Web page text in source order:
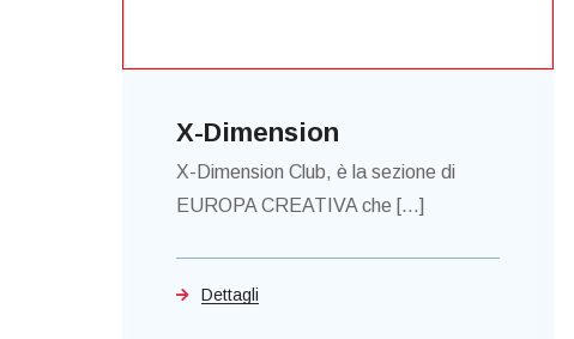
X-Dimension
X-Dimension Club, è la sezione di
EUROPA CREATIVA che [...]
Dettagli